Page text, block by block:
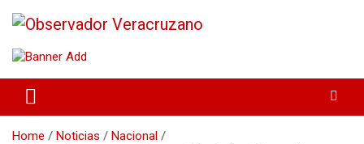
Observador Veracruzano
Home Noticias
Nacional